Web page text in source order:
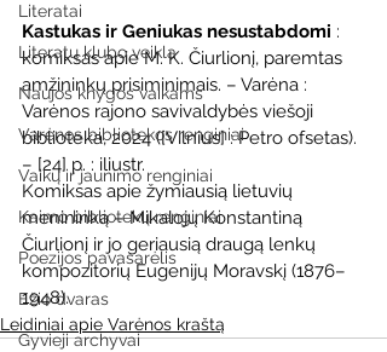
Literatai
Literatų klubo veikla
Naujos knygos vaikams
Varėnos bibliotekos renginiai
Vaikų ir jaunimo renginiai
Kaimo bibliotekų renginiai
Poezijos pavasarėlis
Ežio dvaras
Gyvieji archyvai
Kastukas ir Geniukas nesustabdomi :
komiksas apie M. K. Čiurlionį, paremtas
amžininkų prisiminimais. – Varėna :
Varėnos rajono savivaldybės viešoji
biblioteka, 2024 ([Vilnius] : Petro ofsetas).
– [24] p. : iliustr.
Komiksas apie žymiausią lietuvių
menininką – Mikalojų Konstantiną
Čiurlionį ir jo geriausią draugą lenkų
kompozitorių Eugenijų Moravskį (1876–
1948).
Leidiniai apie Varėnos kraštą